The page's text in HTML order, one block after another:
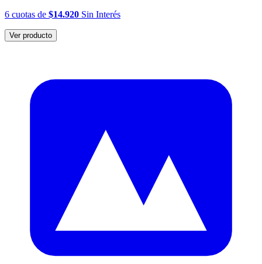
6 cuotas de $14.920 Sin Interés
Ver producto